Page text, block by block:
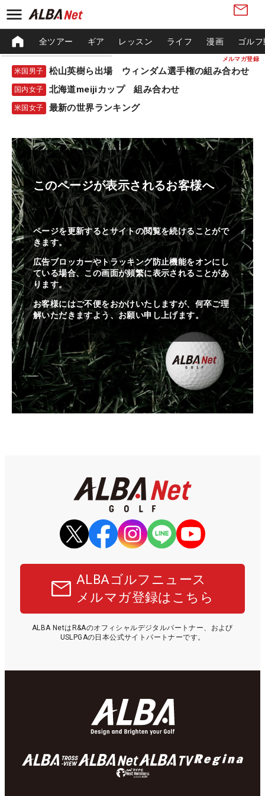
メルマガ登録
全ツアー ギア レッスン ライフ 漫画 ゴル
米国男子 松山英樹ら出場 ウィンダム選手権の組み合わせ
国内女子 北海道meijiカップ 組み合わせ
米国女子 最新の世界ランキング
このページが表示されるお客様へ
ページを更新するとサイトの閲覧を続けることがで
きます。
広告ブロッカーやトラッキング防止機能をオンにし
ている場合、この画面が頻繁に表示されることがあ
ります。
お客様にはご不便をおかけいたしますが、何卒ご理
解いただきますよう、お願い申し上げます。
ALBAゴルフニュース
メルマガ登録はこちら
ALBA NetはR&Aのオフィシャルデジタルパートナー、および
USLPGAの日本公式サイトパートナーです。